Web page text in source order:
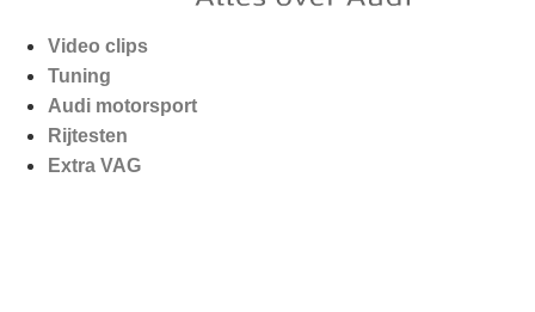
Video clips
Tuning
Audi motorsport
Rijtesten
Extra VAG